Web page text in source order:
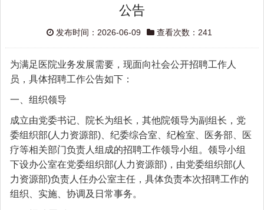
公告
发布时间：2026-06-09 查看次数：241
为满足医院业务发展需要，现面向社会公开招聘工作人
员，具体招聘工作公告如下：
一、组织领导
成立由党委书记、院长为组长，其他院领导为副组长，党
委组织部(人力资源部)、纪委综合室、纪检室、医务部、医
疗等相关部门负责人组成的招聘工作领导小组。领导小组
下设办公室在党委组织部(人力资源部)，由党委组织部(人
力资源部)负责人任办公室主任，具体负责本次招聘工作的
组织、实施、协调及日常事务。